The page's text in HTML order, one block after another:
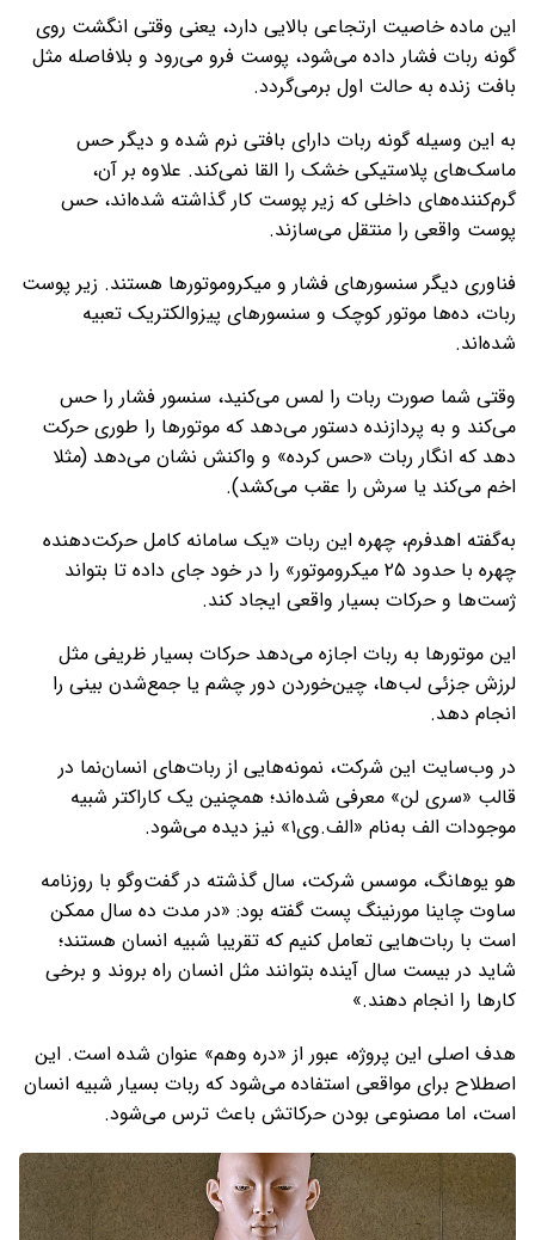
این ماده خاصیت ارتجاعی بالایی دارد، یعنی وقتی انگشت روی
گونه ربات فشار داده می‌شود، پوست فرو می‌رود و بلافاصله مثل
بافت زنده به حالت اول برمی‌گردد.
به این وسیله گونه ربات دارای بافتی نرم شده و دیگر حس
ماسک‌های پلاستیکی خشک را القا نمی‌کند. علاوه بر آن،
گرم‌کننده‌های داخلی که زیر پوست کار گذاشته شده‌اند، حس
پوست واقعی را منتقل می‌سازند.
فناوری دیگر سنسورهای فشار و میکرو‌موتورها هستند. زیر پوست
ربات، ده‌ها موتور کوچک و سنسورهای پیزوالکتریک تعبیه
شده‌اند.
وقتی شما صورت ربات را لمس می‌کنید، سنسور فشار را حس
می‌کند و به پردازنده دستور می‌دهد که موتورها را طوری حرکت
دهد که انگار ربات «حس کرده» و واکنش نشان می‌دهد (مثلا
اخم می‌کند یا سرش را عقب می‌کشد).
به‌گفته اهدفرم، چهره این ربات «یک سامانه کامل حرکت‌دهنده
چهره با حدود ۲۵ میکروموتور» را در خود جای داده تا بتواند
ژست‌ها و حرکات بسیار واقعی ایجاد کند.
این موتورها به ربات اجازه می‌دهد حرکات بسیار ظریفی مثل
لرزش جزئی لب‌ها، چین‌خوردن دور چشم یا جمع‌شدن بینی را
انجام دهد.
در وب‌سایت این شرکت، نمونه‌هایی از ربات‌های انسان‌نما در
قالب «سری لن» معرفی شده‌اند؛ همچنین یک کاراکتر شبیه
موجودات الف به‌نام «الف.وی۱» نیز دیده می‌شود.
هو یوهانگ، موسس شرکت، سال گذشته در گفت‌وگو با روزنامه
ساوت چاینا مورنینگ پست گفته بود: «در مدت ده سال ممکن
است با ربات‌هایی تعامل کنیم که تقریبا شبیه انسان هستند؛
شاید در بیست سال آینده بتوانند مثل انسان راه بروند و برخی
کارها را انجام دهند.»
هدف اصلی این پروژه، عبور از «دره وهم» عنوان شده است. این
اصطلاح برای مواقعی استفاده می‌شود که ربات بسیار شبیه انسان
است، اما مصنوعی بودن حرکاتش باعث ترس می‌شود.